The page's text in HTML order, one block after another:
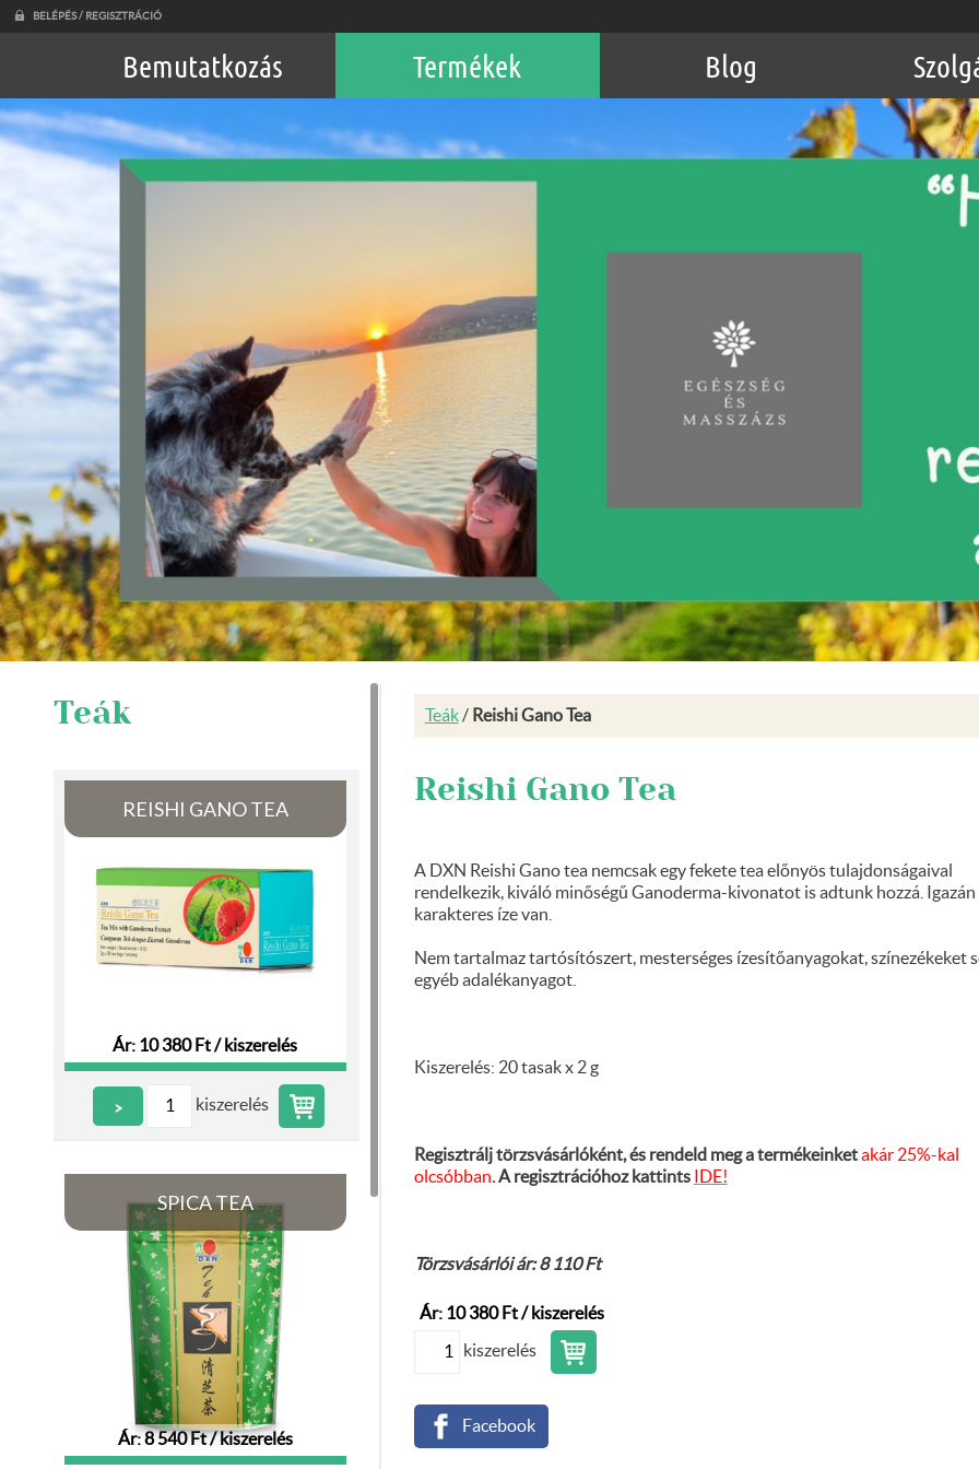
BELÉPÉS / REGISZTRÁCIÓ
Bemutatkozás Termékek Blog
Teák
REISHI GANO TEA
Ár: 10 380 Ft / kiszerelés
> kiszerelés
SPICA TEA
Ár: 8 540 Ft / kiszerelés
Teák/ Reishi Gano Tea
Reishi Gano Tea
A DXN Reishi Gano tea nemcsak egy fekete tea előnyös tulajdonságaival
rendelkezik, kiváló minőségű Ganoderma-kivonatot is adtunk hozzá. Igazán
karakteres íze van.
Nem tartalmaz tartósítószert, mesterséges ízesítőanyagokat, színezékeket
egyéb adalékanyagot.
Kiszerelés: 20 tasak x 2 g
Regisztrálj törzsvásárlóként, és rendeld meg a termékeinketakár 25%-kal
olcsóbban. A regisztrációhoz kattints IDE!
Törzsvásárlói ár: 8 110 Ft
Ár: 10 380 Ft / kiszerelés
kiszerelés
Facebook